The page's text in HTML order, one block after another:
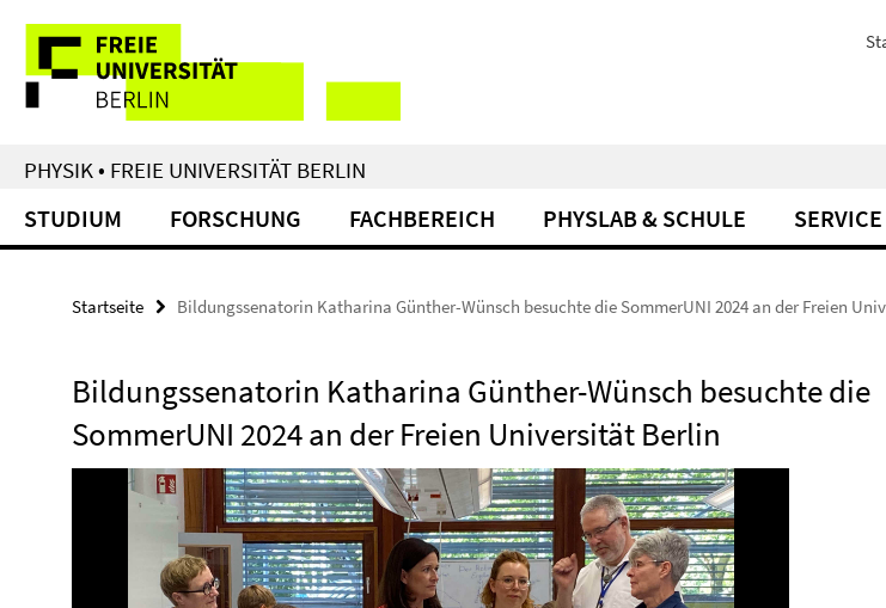
direkt
Inhalt
Service-
Navigation
PHYSIK • FREIE UNIVERSITÄT BERLIN
STUDIUM FORSCHUNG FACHBEREICH PHYSLAB & SCHULE SERVICE
Startseite Bildungssenatorin Katharina Günther-Wünsch besuchte die SommerUNI 2024 an der Freien
Bildungssenatorin Katharina Günther-Wünsch besuchte die
SommerUNI 2024 an der Freien Universität Berlin